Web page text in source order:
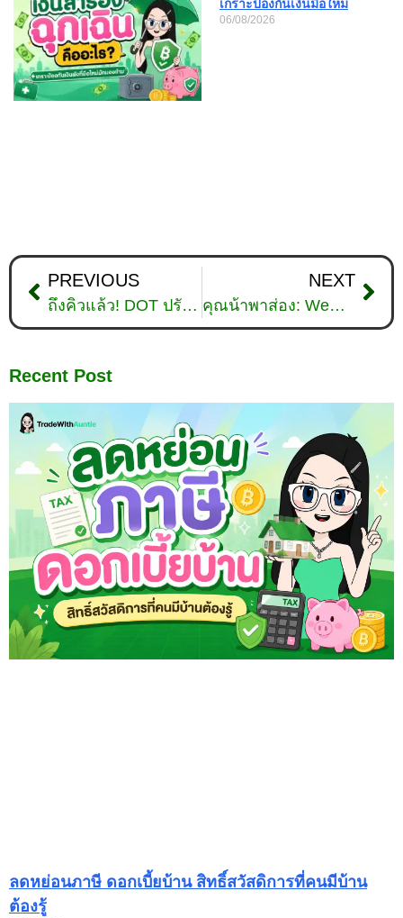
เกราะป้องกันเงินมือใหม่
06/08/2026
PREVIOUS
ถึงคิวแล้ว! DOT ปรับตัวขึ้น ไม่สนทิศทางตลาดโลก
NEXT
คุณน้าพาส่อง: WeMix แพลตฟอร์มเกมบล็อกเชนมาแรง
Recent Post
ลดหย่อนภาษี ดอกเบี้ยบ้าน สิทธิ์สวัสดิการที่คนมีบ้าน
ต้องรู้